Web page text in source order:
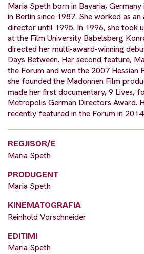
Maria Speth born in Bavaria,
in Berlin since 1987. She worked as
director until 1995. In 1996, she took
at the Film University Babelsberg
directed her multi-award-winning
Days Between. Her second feature,
the Forum and won the 2007 Hessian
she founded the Madonnen Film
made her first documentary, 9 Lives,
Metropolis German Directors Award.
recently featured in the Forum in
REGJISOR/E
Maria Speth
PRODUCENT
Maria Speth
KINEMATOGRAFIA
Reinhold Vorschneider
EDITIMI
Maria Speth